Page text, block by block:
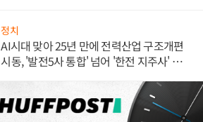
정치
AI시대 맞아 25년 만에 전력산업 구조개편
시동, '발전5사 통합' 넘어 '한전 지주사' 재편